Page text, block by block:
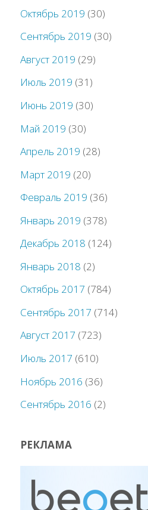
Октябрь 2019 (30)
Сентябрь 2019 (30)
Август 2019 (29)
Июль 2019 (31)
Июнь 2019 (30)
Май 2019 (30)
Апрель 2019 (28)
Март 2019 (20)
Февраль 2019 (36)
Январь 2019 (378)
Декабрь 2018 (124)
Январь 2018 (2)
Октябрь 2017 (784)
Сентябрь 2017 (714)
Август 2017 (723)
Июль 2017 (610)
Ноябрь 2016 (36)
Сентябрь 2016 (2)
РЕКЛАМА